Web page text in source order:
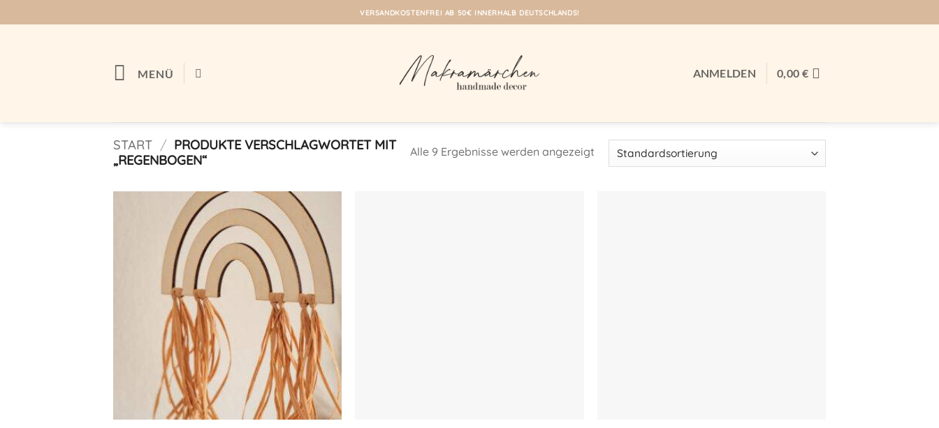
Inhalt
VERSANDKOSTENFREI AB 50€ INNERHALB DEUTSCHLANDS!
MENÜ ANMELDEN 0,00 €
START / PRODUKTE VERSCHLAGWORTET MIT
„REGENBOGEN“
Alle 9 Ergebnisse werden angezeigt
Auf meine
Wunschliste!